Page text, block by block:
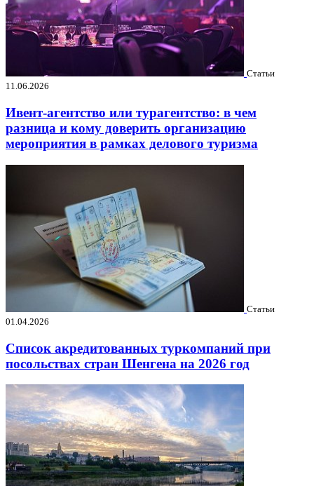
Статьи
11.06.2026
Ивент-агентство или турагентство: в чем
разница и кому доверить организацию
мероприятия в рамках делового туризма
Статьи
01.04.2026
Список акредитованных туркомпаний при
посольствах стран Шенгена на 2026 год